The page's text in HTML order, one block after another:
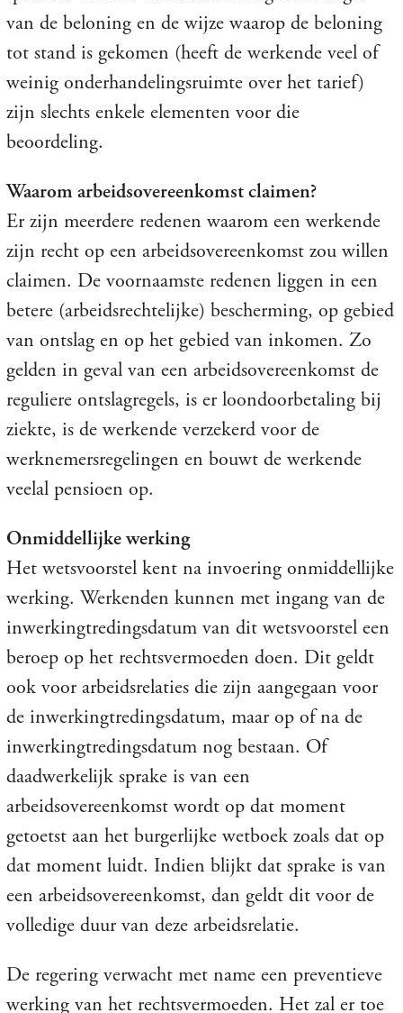
van de beloning en de wijze waarop de beloning
tot stand is gekomen (heeft de werkende veel of
weinig onderhandelingsruimte over het tarief)
zijn slechts enkele elementen voor die
beoordeling.
Waarom arbeidsovereenkomst claimen?
Er zijn meerdere redenen waarom een werkende
zijn recht op een arbeidsovereenkomst zou willen
claimen. De voornaamste redenen liggen in een
betere (arbeidsrechtelijke) bescherming, op gebied
van ontslag en op het gebied van inkomen. Zo
gelden in geval van een arbeidsovereenkomst de
reguliere ontslagregels, is er loondoorbetaling bij
ziekte, is de werkende verzekerd voor de
werknemersregelingen en bouwt de werkende
veelal pensioen op.
Onmiddellijke werking
Het wetsvoorstel kent na invoering onmiddellijke
werking. Werkenden kunnen met ingang van de
inwerkingtredingsdatum van dit wetsvoorstel een
beroep op het rechtsvermoeden doen. Dit geldt
ook voor arbeidsrelaties die zijn aangegaan voor
de inwerkingtredingsdatum, maar op of na de
inwerkingtredingsdatum nog bestaan. Of
daadwerkelijk sprake is van een
arbeidsovereenkomst wordt op dat moment
getoetst aan het burgerlijke wetboek zoals dat op
dat moment luidt. Indien blijkt dat sprake is van
een arbeidsovereenkomst, dan geldt dit voor de
volledige duur van deze arbeidsrelatie.
De regering verwacht met name een preventieve
werking van het rechtsvermoeden. Het zal er toe